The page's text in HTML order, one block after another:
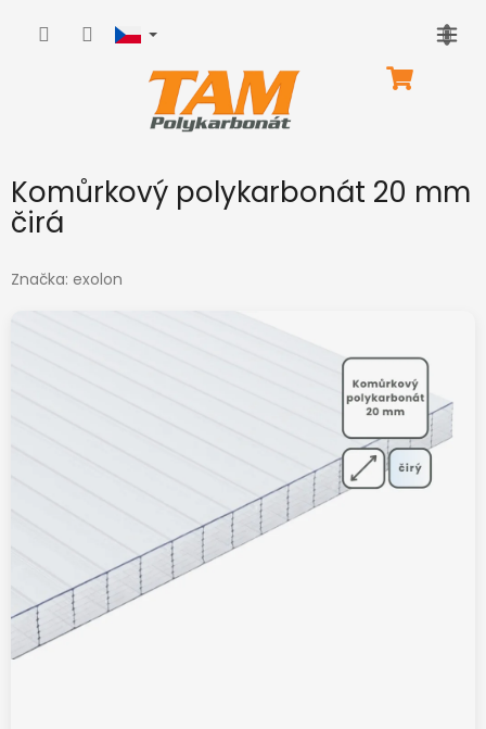
NÁKUPNÍ
Komůrkový polykarbonát 20 mm
čirá
Značka: exolon